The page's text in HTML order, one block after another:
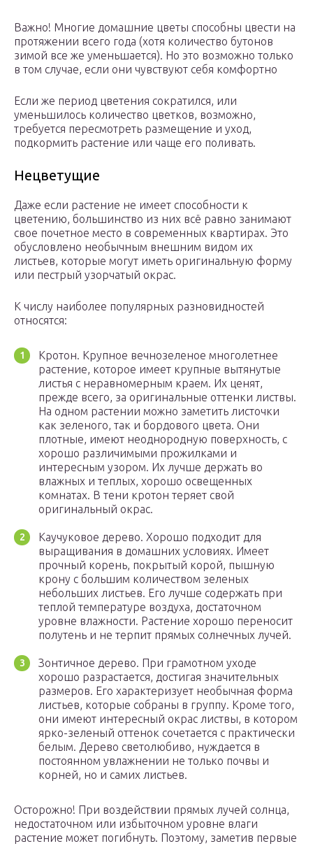
Важно! Многие домашние цветы способны цвести на
протяжении всего года (хотя количество бутонов
зимой все же уменьшается). Но это возможно только
в том случае, если они чувствуют себя комфортно
Если же период цветения сократился, или
уменьшилось количество цветков, возможно,
требуется пересмотреть размещение и уход,
подкормить растение или чаще его поливать.
Нецветущие
Даже если растение не имеет способности к
цветению, большинство из них всё равно занимают
свое почетное место в современных квартирах. Это
обусловлено необычным внешним видом их
листьев, которые могут иметь оригинальную форму
или пестрый узорчатый окрас.
К числу наиболее популярных разновидностей
относятся:
Кротон. Крупное вечнозеленое многолетнее
растение, которое имеет крупные вытянутые
листья с неравномерным краем. Их ценят,
прежде всего, за оригинальные оттенки листвы.
На одном растении можно заметить листочки
как зеленого, так и бордового цвета. Они
плотные, имеют неоднородную поверхность, с
хорошо различимыми прожилками и
интересным узором. Их лучше держать во
влажных и теплых, хорошо освещенных
комнатах. В тени кротон теряет свой
оригинальный окрас.
Каучуковое дерево. Хорошо подходит для
выращивания в домашних условиях. Имеет
прочный корень, покрытый корой, пышную
крону с большим количеством зеленых
небольших листьев. Его лучше содержать при
теплой температуре воздуха, достаточном
уровне влажности. Растение хорошо переносит
полутень и не терпит прямых солнечных лучей.
Зонтичное дерево. При грамотном уходе
хорошо разрастается, достигая значительных
размеров. Его характеризует необычная форма
листьев, которые собраны в группу. Кроме того,
они имеют интересный окрас листвы, в котором
ярко-зеленый оттенок сочетается с практически
белым. Дерево светолюбиво, нуждается в
постоянном увлажнении не только почвы и
корней, но и самих листьев.
Осторожно! При воздействии прямых лучей солнца,
недостаточном или избыточном уровне влаги
растение может погибнуть. Поэтому, заметив первые